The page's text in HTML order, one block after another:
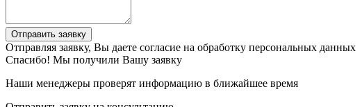
Отправить заявку
Отправляя заявку, Вы даете согласие на обработку персональных данных
Спасибо! Мы получили Вашу заявку
Наши менеджеры проверят информацию в ближайшее время